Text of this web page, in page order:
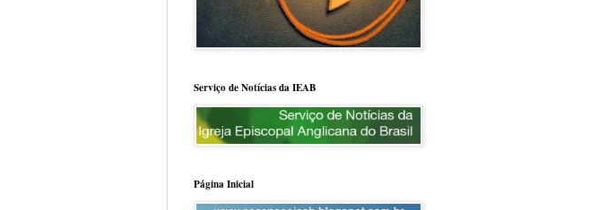
Serviço de Notícias da IEAB
Página Inicial